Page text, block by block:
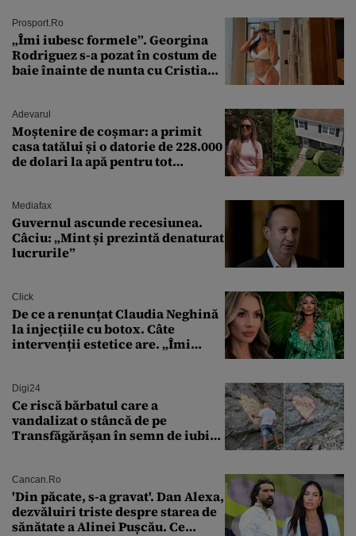
Prosport.ro
„Îmi iubesc formele”. Georgina
Rodriguez s-a pozat în costum de
baie înainte de nunta cu Cristiano
Adevarul
Moștenire de coșmar: a primit
casa tatălui și o datorie de 228.000
de dolari la apă pentru tot
Mediafax
Guvernul ascunde recesiunea.
Câciu: „Mint și prezintă denaturat
lucrurile”
Click
De ce a renunțat Claudia Neghină
la injecțiile cu botox. Câte
intervenții estetice are. „Îmi
Digi24
Ce riscă bărbatul care a
vandalizat o stâncă de pe
Transfăgărășan în semn de iubire
Cancan.ro
'Din păcate, s-a gravat'. Dan Alexa,
dezvăluiri triste despre starea de
sănătate a Alinei Pușcău. Ce